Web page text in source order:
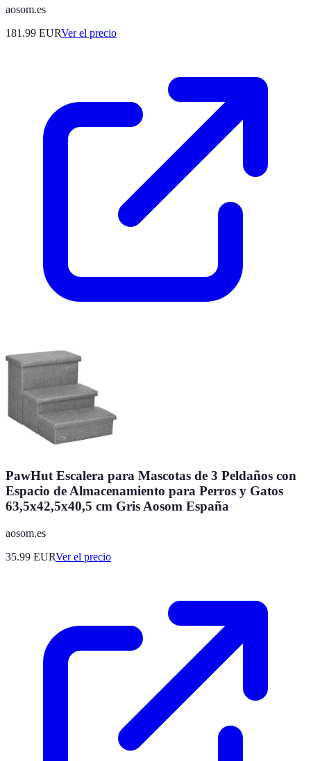
aosom.es
181.99 EURVer el precio
PawHut Escalera para Mascotas de 3 Peldaños con
Espacio de Almacenamiento para Perros y Gatos
63,5x42,5x40,5 cm Gris Aosom España
aosom.es
35.99 EURVer el precio